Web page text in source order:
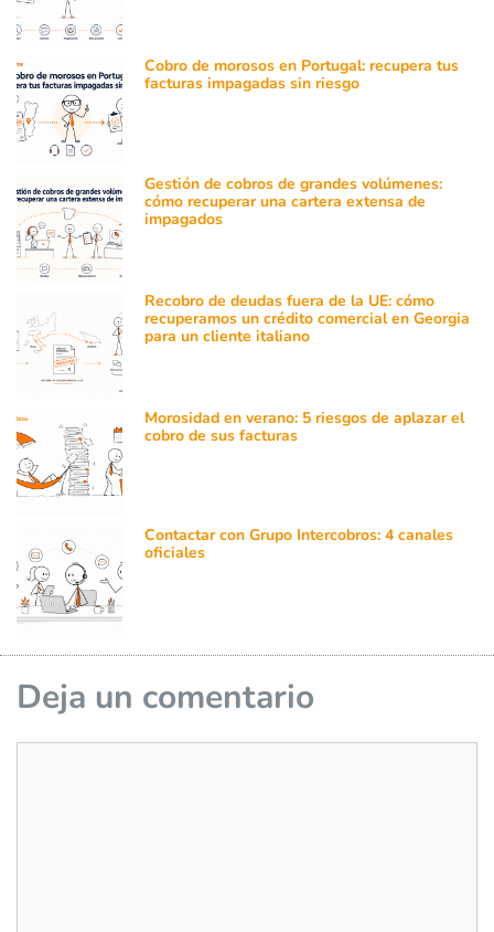
Cobro de morosos en Portugal: recupera tus
facturas impagadas sin riesgo
Gestión de cobros de grandes volúmenes:
cómo recuperar una cartera extensa de
impagados
Recobro de deudas fuera de la UE: cómo
recuperamos un crédito comercial en Georgia
para un cliente italiano
Morosidad en verano: 5 riesgos de aplazar el
cobro de sus facturas
Contactar con Grupo Intercobros: 4 canales
oficiales
Deja un comentario